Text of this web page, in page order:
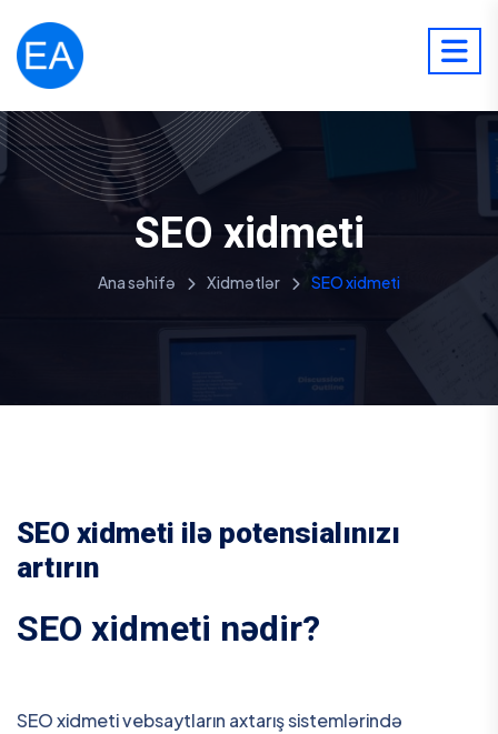
SEO xidmeti
Ana səhifə Xidmətlər SEO xidmeti
SEO xidmeti ilə potensialınızı
artırın
SEO xidmeti nədir?
SEO xidmeti vebsaytların axtarış sistemlərində